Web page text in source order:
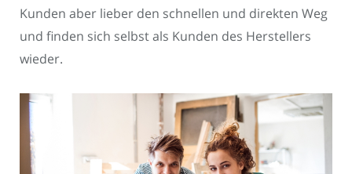
Kunden aber lieber den schnellen und direkten Weg
und finden sich selbst als Kunden des Herstellers
wieder.